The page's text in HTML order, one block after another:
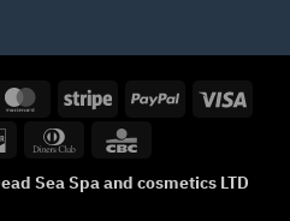
Visa
PayPal
Stripe
CBC
Dinners
Dead Sea Spa and cosmetics LTD